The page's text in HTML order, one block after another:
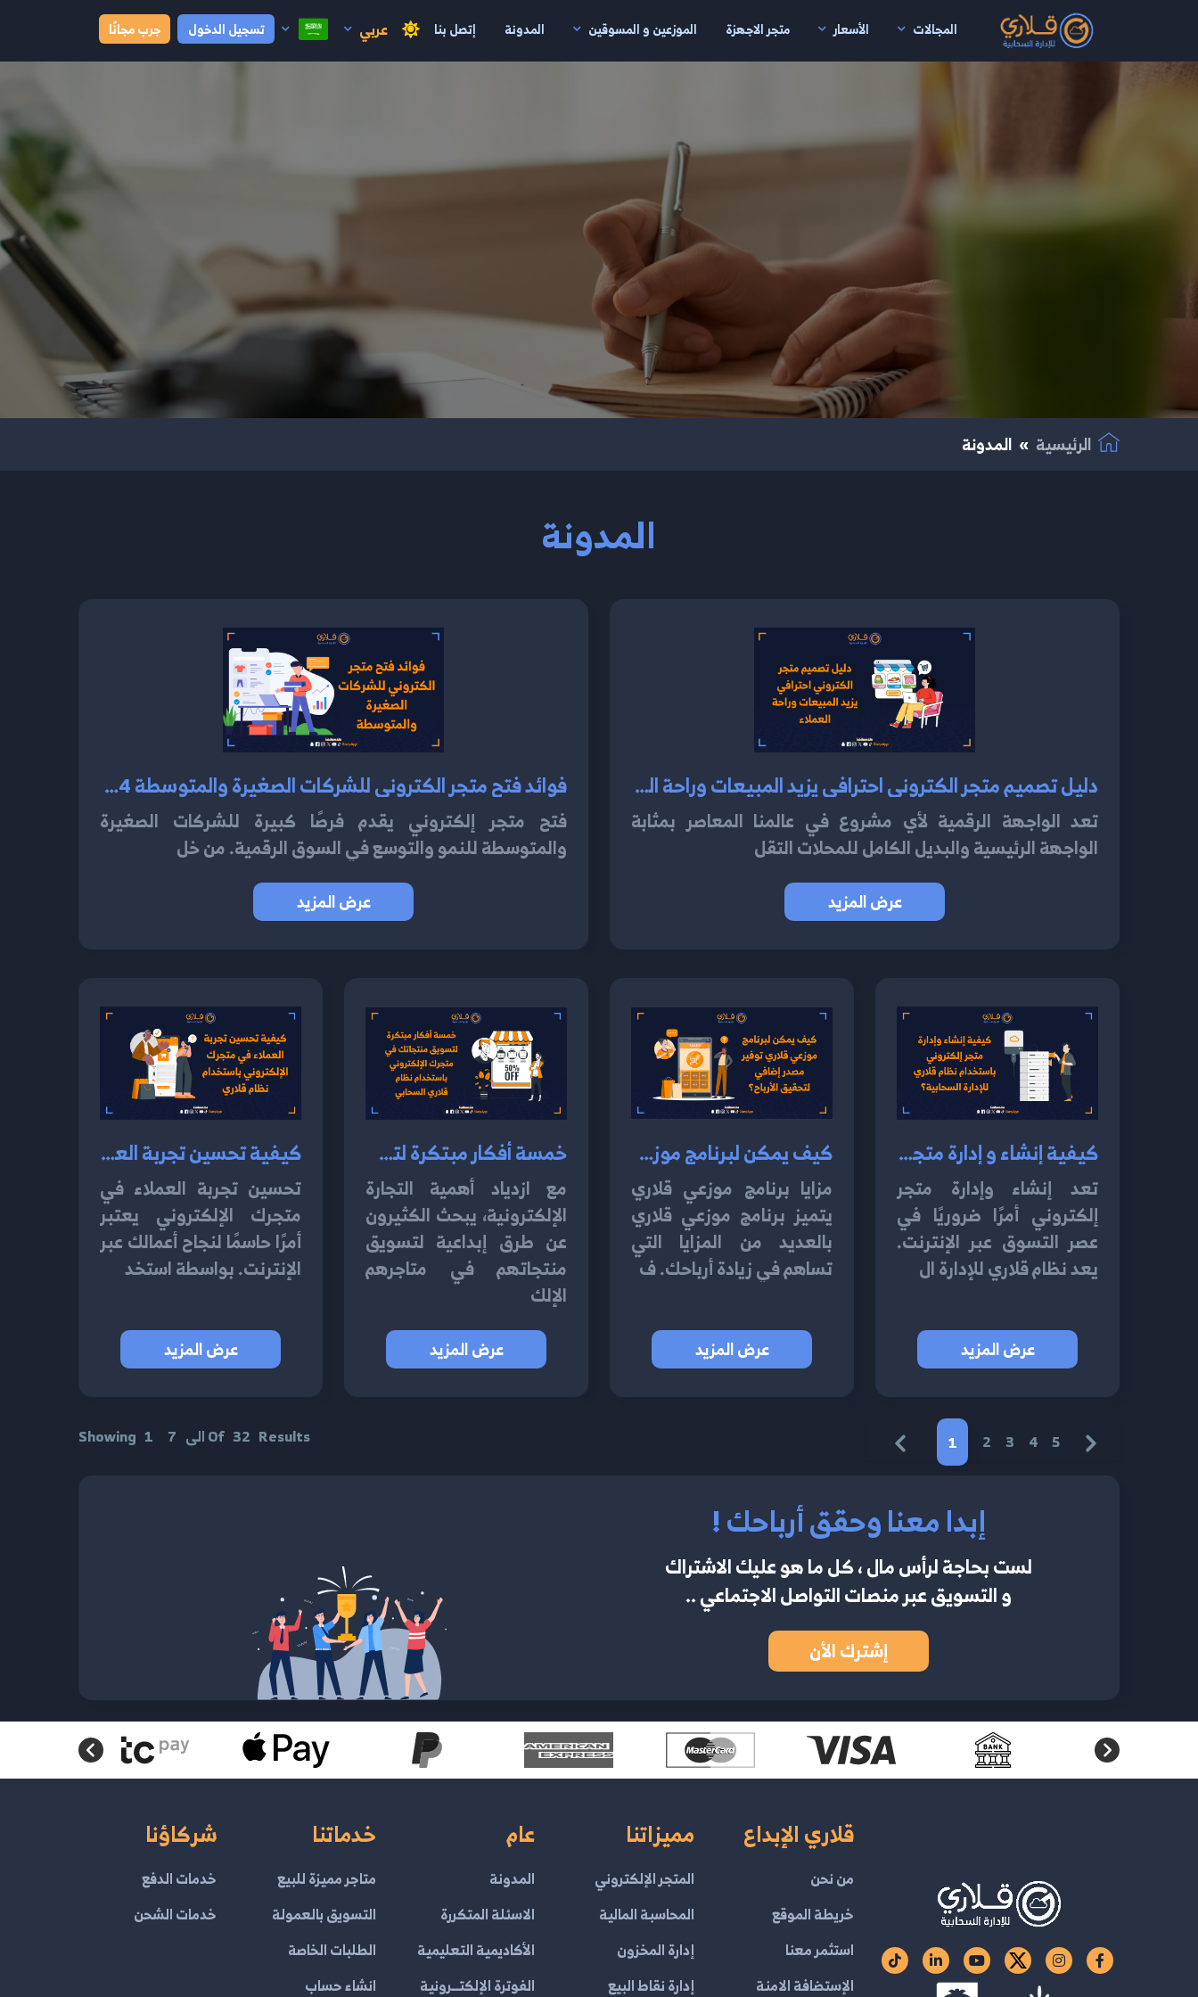
المجالات الأسعار متجر الاجهزة الموزعين و المسوقين المدونة إتصل بنا عربي تسجيل الدخول جرب مجانًا
انتقال إلى المحتوى الرئيسي
الرئيسية المدونة
المدونة
دليل تصميم متجر الكتروني احترافي يزيد المبيعات وراحة العملاء
تعد الواجهة الرقمية لأي مشروع في عالمنا المعاصر بمثابة
الواجهة الرئيسية والبديل الكامل للمحلات التقل
عرض المزيد
فوائد فتح متجر الكتروني للشركات الصغيرة والمتوسطة 2024
فتح متجر إلكتروني يقدم فرصًا كبيرة للشركات الصغيرة
والمتوسطة للنمو والتوسع في السوق الرقمية. من خل
عرض المزيد
كيفية إنشاء و إدارة متجر إلكتروني باستخدام نظام قلاري للإدارة السحابية 2024؟
تعد إنشاء وإدارة متجر
إلكتروني أمرًا ضروريًا في
عصر التسوق عبر الإنترنت.
يعد نظام قلاري للإدارة ال
عرض المزيد
كيف يمكن لبرنامج موزعي قلاري توفير مصدر إضافي لتحقيق الأرباح 2024؟
مزايا برنامج موزعي قلاري
يتميز برنامج موزعي قلاري
بالعديد من المزايا التي
تساهم في زيادة أرباحك. ف
عرض المزيد
خمسة أفكار مبتكرة لتسويق منتجاتك في متجرك الإلكتروني باستخدام نظام قلاري السحابي 2024
مع ازدياد أهمية التجارة
الإلكترونية، يبحث الكثيرون
عن طرق إبداعية لتسويق
منتجاتهم في متاجرهم
الإلك
عرض المزيد
كيفية تحسين تجربة العملاء في متجرك الإلكتروني باستخدام نظام قلاري 2024
تحسين تجربة العملاء في
متجرك الإلكتروني يعتبر
أمرًا حاسمًا لنجاح أعمالك عبر
الإنترنت. بواسطة استخد
عرض المزيد
Showing 1 الى 7 Of 32 Results 1 2 3 4 5
إبدا معنا وحقق أرباحك !
لست بحاجة لرأس مال ، كل ما هو عليك الاشتراك
و التسويق عبر منصات التواصل الاجتماعي ..
إشترك الأن
قلاري الإبداع
من نحن
خريطة الموقع
استثمر معنا
الإستضافة الامنة
مميزاتنا
المتجر الإلكتروني
المحاسبة المالية
إدارة المخزون
إدارة نقاط البيع
عام
المدونة
الاسئلة المتكررة
الأكاديمية التعليمية
الفوترة الإلكتــرونية
خدماتنا
متاجر مميزة للبيع
التسويق بالعمولة
الطلبات الخاصة
انشاء حساب
شركاؤنا
خدمات الدفع
خدمات الشحن